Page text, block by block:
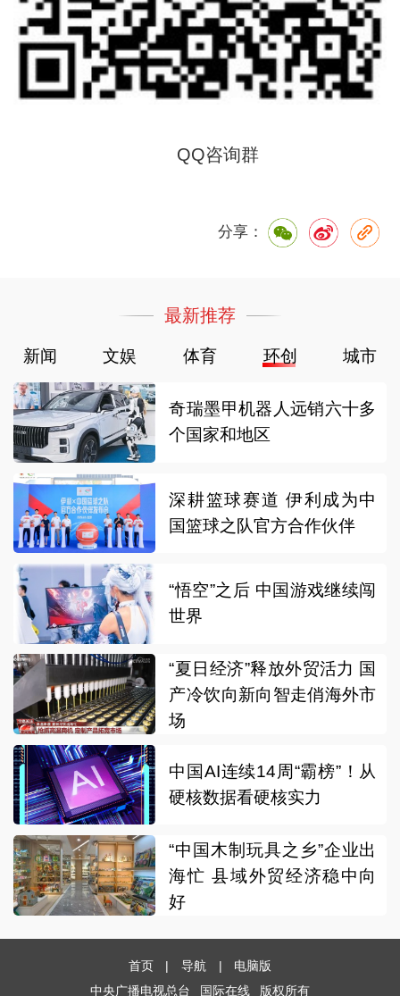
QQ咨询群
分享：
最新推荐
新闻 文娱 体育 环创 城市
奇瑞墨甲机器人远销六十多
个国家和地区
深耕篮球赛道 伊利成为中
国篮球之队官方合作伙伴
“悟空”之后 中国游戏继续闯
世界
“夏日经济”释放外贸活力 国
产冷饮向新向智走俏海外市
场
中国AI连续14周“霸榜”！从
硬核数据看硬核实力
“中国木制玩具之乡”企业出
海忙 县域外贸经济稳中向
好
首页 | 导航 |
电脑版
中央广播电视总台
国际在线 版权所有